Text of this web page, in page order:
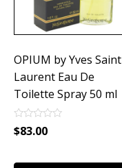
OPIUM by Yves Saint
Laurent Eau De
Toilette Spray 50 ml
Rated
0
5
$83.00